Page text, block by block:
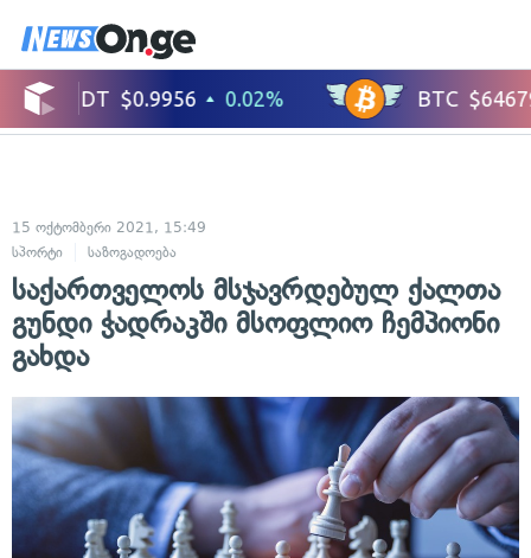
15 ოქტომბერი 2021, 15:49
სპორტი
საზოგადოება
საქართველოს მსჯავრდებულ ქალთა
გუნდი ჭადრაკში მსოფლიო ჩემპიონი
გახდა